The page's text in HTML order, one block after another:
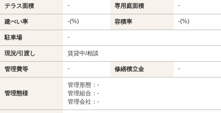
テラス面積 - 専用庭面積 -
建ぺい率 -(%) 容積率 -(%)
駐車場 -
現況/引渡し 賃貸中/相談
管理費等 - 修繕積立金 -
管理態様
管理形態：-
管理組合：-
管理会社：-